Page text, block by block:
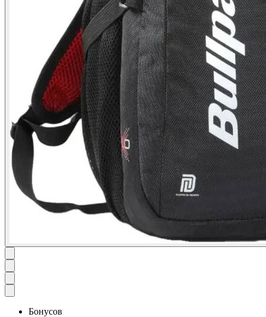
Бонусов